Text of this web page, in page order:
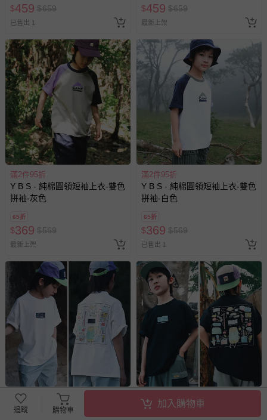
式、折價券與購物金的使用、退貨及商品運送方式等有疑
問，你可詳見：
媽咪愛客服中心。
預購商品：預購為海外同步代購，遇缺貨即會通知媽咪並協
助取消退款事宜。
商品如因「價格、組合」等錯誤原因，導致無法安排出貨，
會主動以簡訊及mail通知訂單取消事宜，並將提供適當補
償。
$459 $659
已售出 1
$459 $659
最新上架
滿2件95折
Y B S - 純棉圓領短袖上衣-雙色
拼袖-灰色
65折
$369 $569
最新上架
滿2件95折
Y B S - 純棉圓領短袖上衣-雙色
拼袖-白色
65折
$369 $569
已售出 1
滿2件95折
Y B S - 棉質圓領短袖上衣-手繪
Y B S - 棉質圓領短袖上衣-手繪
追蹤 購物車
加入購物車